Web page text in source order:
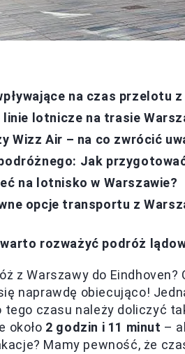
na czas przelotu
linie lotnicze na trasie
Wizz Air – na co zwrócić
Jak
na lotnisko w Warszawie?
opcje transportu z
rozważyć podróż
z Warszawy do
naprawdę obiecująco!
tego czasu należy doliczyć
około 2 godzin i 11 minut –
Mamy pewność, że